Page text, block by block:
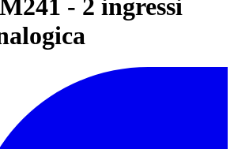
- 2 ingressi